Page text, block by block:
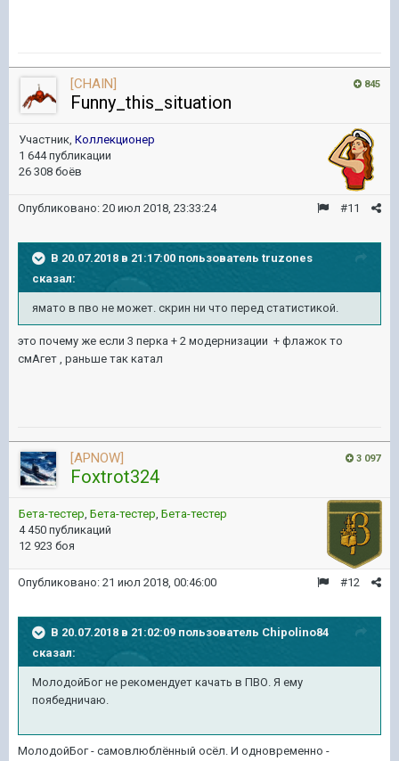
845
[CHAIN]
Funny_this_situation
Участник, Коллекционер
1 644 публикации
26 308 боёв
#11
Опубликовано: 20 июл 2018, 23:33:24
В 20.07.2018 в 21:17:00 пользователь truzones
сказал:
ямато в пво не может. скрин ни что перед статистикой.
это почему же если 3 перка + 2 модернизации + флажок то
смАгет , раньше так катал
3 097
[APNOW]
Foxtrot324
Бета-тестер Бета-тестер Бета-тестер
4 450 публикаций
12 923 боя
#12
Опубликовано: 21 июл 2018, 00:46:00
В 20.07.2018 в 21:02:09 пользователь Chipolino84
сказал:
МолодойБог не рекомендует качать в ПВО. Я ему
поябедничаю.
МолодойБог - самовлюблённый осёл. И одновременно -